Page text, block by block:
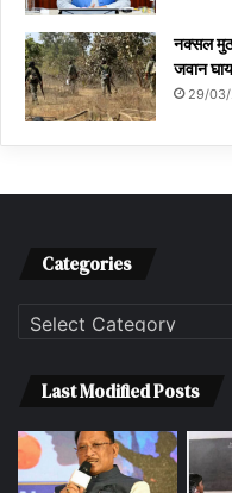
नक्सल
जवान
29/
Categories
Categories
Last Modified Posts